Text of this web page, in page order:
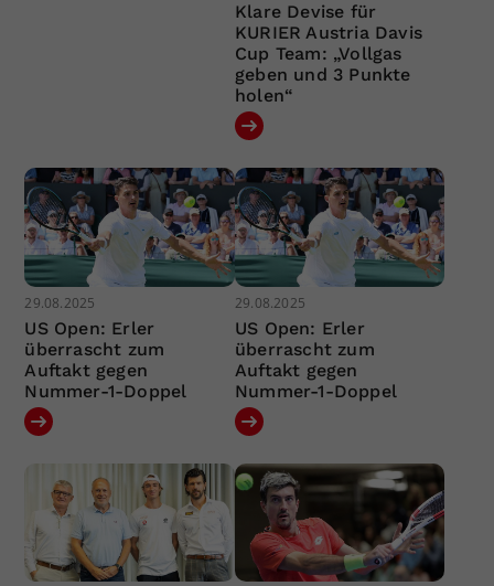
Klare Devise für
KURIER Austria Davis
Cup Team: „Vollgas
geben und 3 Punkte
holen“
29.08.2025
US Open: Erler
überrascht zum
Auftakt gegen
Nummer-1-Doppel
29.08.2025
US Open: Erler
überrascht zum
Auftakt gegen
Nummer-1-Doppel